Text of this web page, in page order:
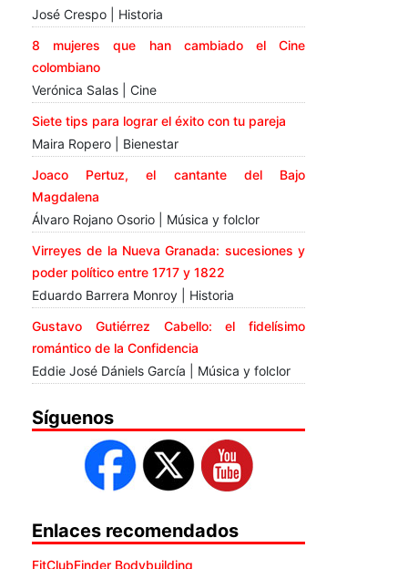
José Crespo | Historia
8 mujeres que han cambiado el Cine
colombiano
Verónica Salas | Cine
Siete tips para lograr el éxito con tu pareja
Maira Ropero | Bienestar
Joaco Pertuz, el cantante del Bajo
Magdalena
Álvaro Rojano Osorio | Música y folclor
Virreyes de la Nueva Granada: sucesiones y
poder político entre 1717 y 1822
Eduardo Barrera Monroy | Historia
Gustavo Gutiérrez Cabello: el fidelísimo
romántico de la Confidencia
Eddie José Dániels García | Música y folclor
Síguenos
Enlaces recomendados
FitClubFinder Bodybuilding